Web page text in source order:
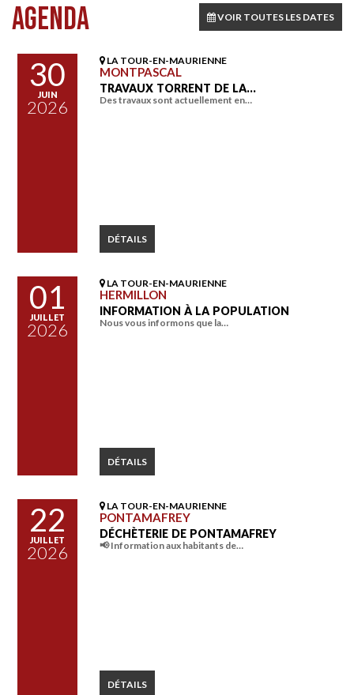
AGENDA VOIR TOUTES LES DATES
30
JUIN
2026
LA TOUR-EN-MAURIENNE
MONTPASCAL
TRAVAUX TORRENT DE LA…
Des travaux sont actuellement en…
DÉTAILS
01
JUILLET
2026
LA TOUR-EN-MAURIENNE
HERMILLON
INFORMATION À LA POPULATION
Nous vous informons que la…
DÉTAILS
22
JUILLET
2026
LA TOUR-EN-MAURIENNE
PONTAMAFREY
DÉCHÈTERIE DE PONTAMAFREY
📢 Information aux habitants de…
DÉTAILS